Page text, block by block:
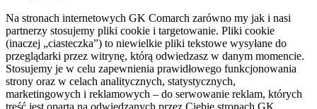
Na stronach internetowych GK Comarch zarówno my jak i nasi
partnerzy stosujemy pliki cookie i targetowanie. Pliki cookie
(inaczej „ciasteczka”) to niewielkie pliki tekstowe wysyłane do
przeglądarki przez witrynę, którą odwiedzasz w danym momencie.
Stosujemy je w celu zapewnienia prawidłowego funkcjonowania
strony oraz w celach analitycznych, statystycznych,
marketingowych i reklamowych – do serwowanie reklam, których
treść jest oparta na odwiedzanych przez Ciebie stronach GK